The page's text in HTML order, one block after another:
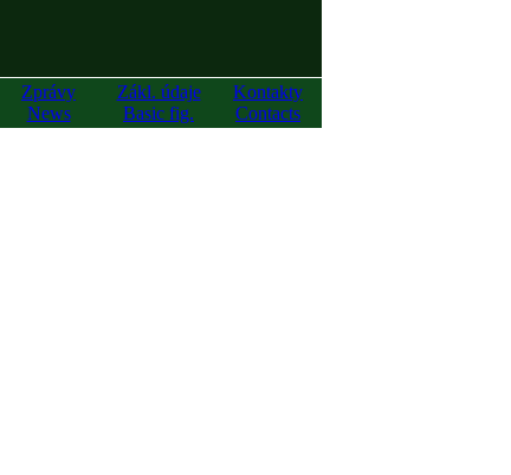
Zprávy
News
Zákl. údaje
Basic fig.
Kontakty
Contacts